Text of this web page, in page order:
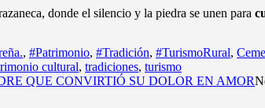
donde el silencio y la piedra se unen para
, #Patrimonio, #Tradición, #TurismoRural,
cultural, tradiciones, turismo
QUE CONVIRTIÓ SU DOLOR EN AMOR